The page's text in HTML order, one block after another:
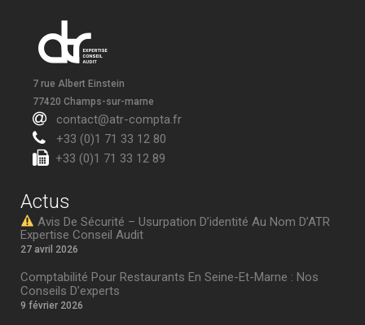
7 rue Albert Einstein
77420 Champs-sur-marne
contact@atr-compta.fr
+33 (0)1 71 33 12 80
+33 (0)1 71 33 12 89
Actus
Avis De Sécurité – Usurpation D’identité Au Nom D’ATR
Expertise Conseil Audit
27 avril 2026
Comptabilité Pour Restaurants En Seine-Et-Marne : Nos
Conseils D’experts
9 février 2026